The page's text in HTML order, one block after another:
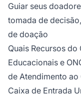
Guiar seus
tomada de
de doação
Quais Recursos
Educacionais e
de Atendimento ao
Caixa de Entrada